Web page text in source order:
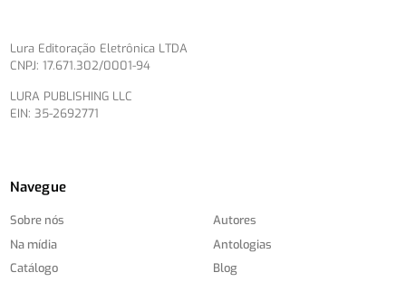
Lura Editoração Eletrônica LTDA
CNPJ: 17.671.302/0001-94
LURA PUBLISHING LLC
EIN: 35-2692771
Navegue
Sobre nós
Na mídia
Catálogo
Autores
Antologias
Blog